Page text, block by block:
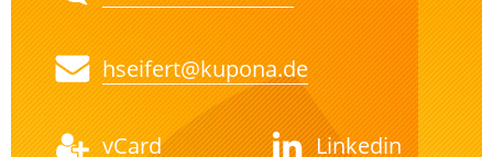
hseifert@kupona.de
vCard Linkedin